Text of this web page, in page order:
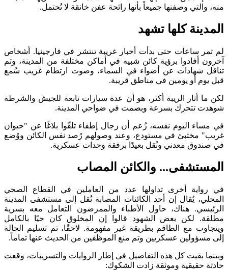
منه، والتي وصفنها جميعاً بأنها رائحة عفن خانقة لا تُحتمل.
المدينة كلها تشهد
لم تمر ساعات حتى بدأت أخبار غريبة تنتشر في فارجينيا. أشخاص
آخرون أفادوا برؤية كائن شبيه في أماكن مختلفة من المدينة، وتم
تناقل شهادات عن أضواء في السماء، وصوت ارتطام غريب سُمع
قبل يوم أو يومين في مناطق قريبة.
لكن ما أثار الريبة أكثر، هو أن عدة سيارات تابعة للجيش والشرطة
شوهدت تتحرك بسرعة وبصمت في ضواحي المدينة.
في مساء اليوم نفسه، زُعم أن رجال إطفاء تلقّوا بلاغًا عن "حيوان
غريب" مختبئ في مستودع، وعند وصولهم رُصد نفس الكائن ووُضع
في صندوق معدني ونُقل بعيدًا برفقة وحدات عسكرية.
المستشفى... والكائن المصاب
في رواية أخرى تداولها عدد من العاملين في القطاع الصحي
المحلي، يُقال إن أحد الكائنات المصابة نُقل إلى مستشفى المدينة
الرئيسي. هناك، حاول الأطباء والممرضون التعامل معه بسرية
مطلقة. لكن بعض الشهود قالوا إن المخلوق كان حيًا بالكامل
ويتجاوب مع الطاقم بطريقة غير مفهومة. لاحقًا، تم تسليم الحالة
إلى مسؤولين عسكريين وتم منع الموظفين من الحديث عنها تماماً.
وبينما بقيت كل هذه التفاصيل في إطار الروايات والتسريبات، وقعت
حادثة حقيقية وموثقة زادت الشكوك: